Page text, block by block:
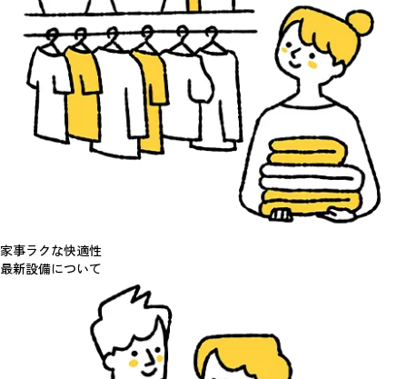
家事ラクな快適性
最新設備について